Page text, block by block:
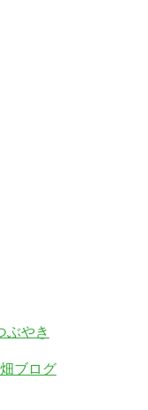
ぶやき
ブログ